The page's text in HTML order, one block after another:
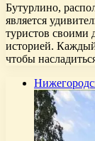
Бутурлино,
является
туристов своими
историей.
чтобы